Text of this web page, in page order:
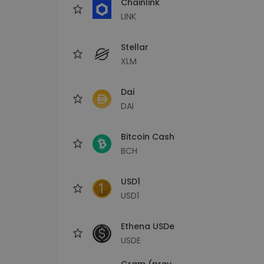
LINK
Stellar
XLM
Dai
DAI
Bitcoin Cash
BCH
USD1
USD1
Ethena USDe
USDE